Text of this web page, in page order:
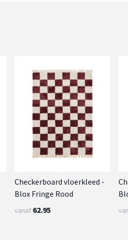
Checkerboard vloerkleed -
Blox Fringe Rood
vanaf 62.95